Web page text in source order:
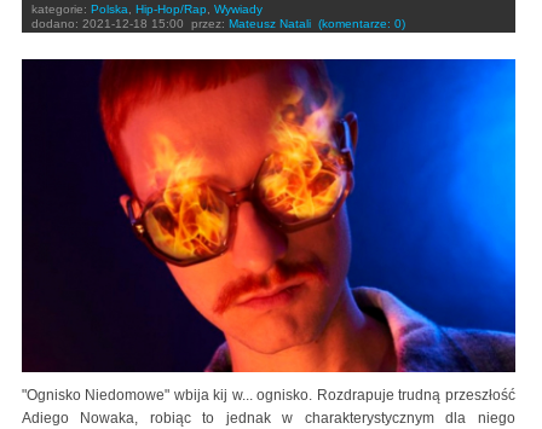
kategorie: Polska Hip-Hop/Rap
Wywiady
dodano: 2021-12-18 15:00 przez: Mateusz Natali (komentarze: 0)
"Ognisko Niedomowe" wbija kij w... ognisko. Rozdrapuje trudną przeszłość
Adiego Nowaka, robiąc to jednak w charakterystycznym dla niego